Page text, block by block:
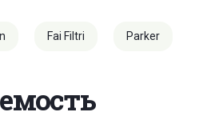
Fai Filtri Parker